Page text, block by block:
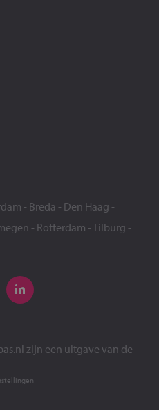
- Breda - Den Haag -
- Rotterdam -Tilburg -
zijn een uitgave van de